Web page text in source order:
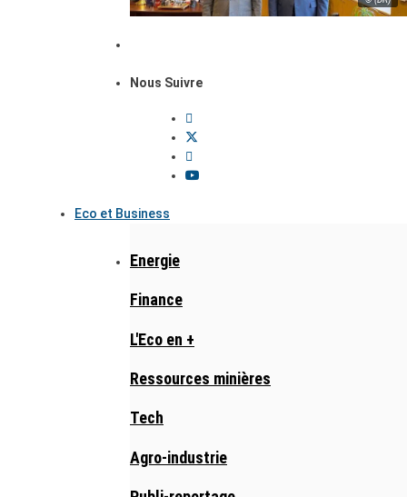
Nous Suivre
Eco et Business
Energie
Finance
L'Eco en +
Ressources minières
Tech
Agro-industrie